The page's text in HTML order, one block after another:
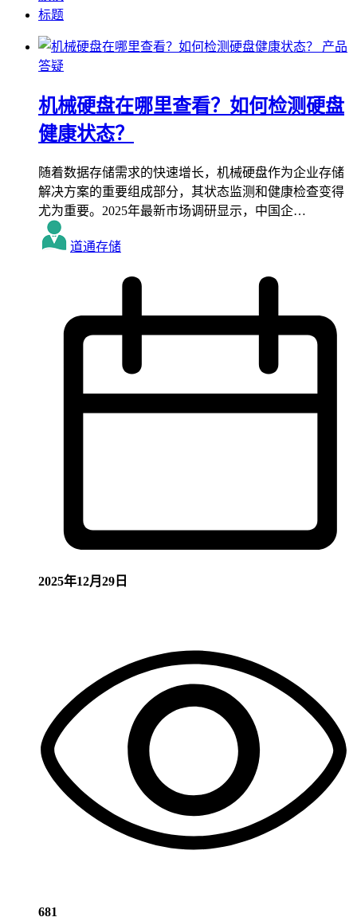
标题
产品
答疑
机械硬盘在哪里查看？如何检测硬盘
健康状态？
随着数据存储需求的快速增长，机械硬盘作为企业存储
解决方案的重要组成部分，其状态监测和健康检查变得
尤为重要。2025年最新市场调研显示，中国企…
道通存储
2025年12月29日
681